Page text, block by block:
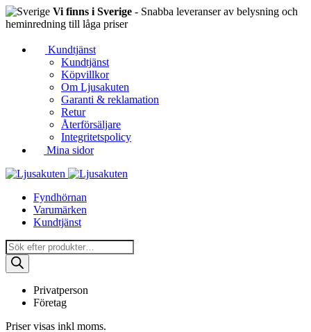
Vi finns i Sverige - Snabba leveranser av belysning och
heminredning till låga priser
Kundtjänst
Kundtjänst
Köpvillkor
Om Ljusakuten
Garanti & reklamation
Retur
Återförsäljare
Integritetspolicy
Mina sidor
Fyndhörnan
Varumärken
Kundtjänst
Produktsökning
Privatperson
Företag
Priser visas inkl moms.